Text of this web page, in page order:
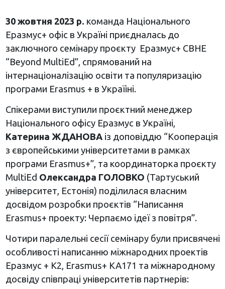
30 жовтня 2023 р. команда Національного
Еразмус+ офіс в Україні приєдналась до
заключного семінару проєкту Еразмус+ CBHE
“Beyond MultiEd”, спрямований на
інтернаціоналізацію освіти та популяризацію
програми Erasmus + в Україіні.
Спікерами виступили проєктний менеджер
Національного офісу Еразмус в Україні,
Катерина ЖДАНОВАіз доповіддю “Кооперація
з європейськими університетами в рамках
програми Erasmus+”, та координаторка проєкту
MultiEd Олександра ГОЛОВКО (Тартуський
університет, Естонія) поділилася власним
досвідом розробки проєктів “Написання
Erasmus+ проекту: Черпаємо ідеї з повітря”.
Чотири паралельні сесії семінару були присвячені
особливості написанню міжнародних проектів
Еразмус + К2, Erasmus+ KA171 та міжнародному
досвіду співпраці університетів партнерів: